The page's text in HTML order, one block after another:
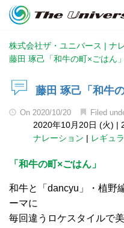
株式会社ザ・ユニバース | ナ
藤田 琢己「和牛の町×ごはん」
藤田 琢己「和牛
On 2020/10/20 Filed
2020年10月20日 (火) |
ナレーション | レギュ
「和牛の町×ごはん」
和牛と「dancyu」・植野
ーマに
毎回違うロケスタイルで